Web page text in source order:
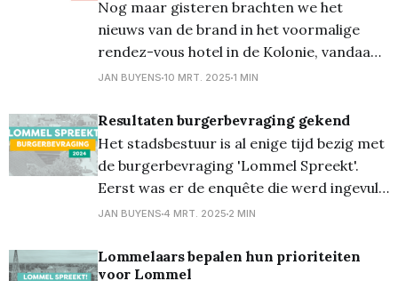
Nog maar gisteren brachten we het
nieuws van de brand in het voormalige
rendez-vous hotel in de Kolonie, vandaag
komt er een reactie vanwege
van een voormalig rendez voushotel in
Lommel-Kolonie had bijzonder slecht
kunnen aflopen voor de 21
arbeidsmigranten die er illegaal
JAN BUYENS 10 MRT. 2025 1 MIN
Resultaten burgerbevraging gekend
Het stadsbestuur is al enige tijd bezig met
de burgerbevraging 'Lommel Spreekt'.
Eerst was er de enquête die werd ingevuld
door een 2.540-tal inwoners. Daarna
gezocht werd naar prioriteiten, en als
sluitstuk werden alle prioriteiten opnieuw
JAN BUYENS 4 MRT. 2025 2 MIN
Lommelaars bepalen hun prioriteiten
voor Lommel